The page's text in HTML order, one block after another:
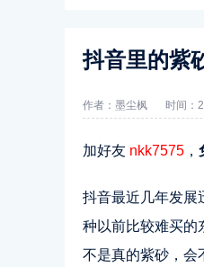
抖音里的紫
作者：墨尘枫 时间：
加好友 nkk7575 ，
抖音最近几年发展
种以前比较难买的
不是真的紫砂，会